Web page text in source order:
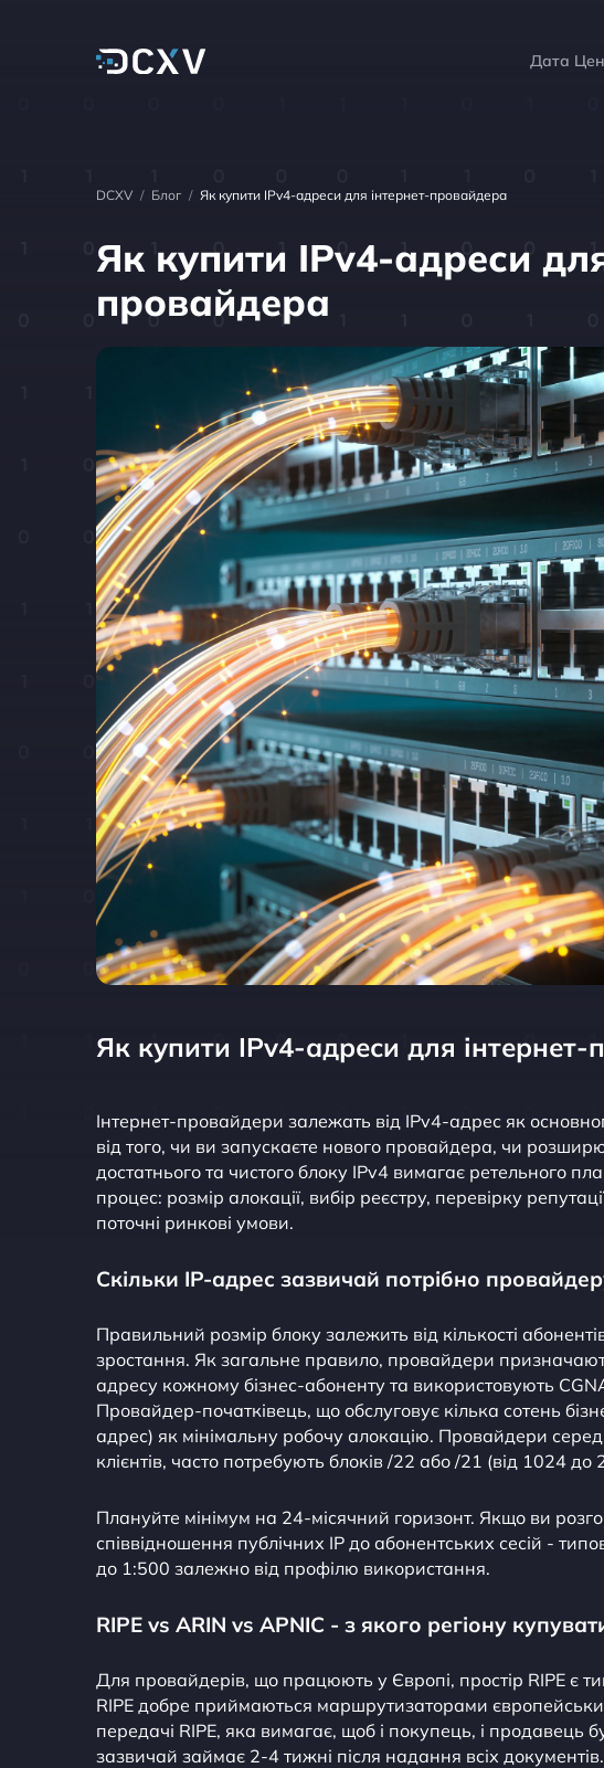
Дата
DCXV / Блог / Як купити IPv4-адреси для інтернет-провайдера
Як купити IPv4-адреси
провайдера
Як купити IPv4-адреси для інтернет-
Інтернет-провайдери залежать від IPv4-адрес як
від того, чи ви запускаєте нового провайдера, чи
достатнього та чистого блоку IPv4 вимагає ретельного
процес: розмір алокації, вибір реєстру, перевірку
поточні ринкові умови.
Скільки IP-адрес зазвичай потрібно
Правильний розмір блоку залежить від кількості
зростання. Як загальне правило, провайдери
адресу кожному бізнес-абоненту та використовують
Провайдер-початківець, що обслуговує кілька сотень
адрес) як мінімальну робочу алокацію. Провайдери
клієнтів, часто потребують блоків /22 або /21 (від 1024 до
Плануйте мінімум на 24-місячний горизонт. Якщо ви
співвідношення публічних IP до абонентських сесій -
до 1:500 залежно від профілю використання.
RIPE vs ARIN vs APNIC - з якого регіону
Для провайдерів, що працюють у Європі, простір RIPE є
RIPE добре приймаються маршрутизаторами
передачі RIPE, яка вимагає, щоб і покупець, і продавець
зазвичай займає 2-4 тижні після надання всіх документів.